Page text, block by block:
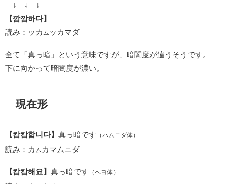
↓ ↓ ↓
【깜깜하다】
読み：ッカ ム ッカマダ
全て「真っ暗」という意味ですが、暗闇度が違うそうです。
下に向かって暗闇度が濃い。
現在形
【캄캄합니다】 真っ暗です （ハムニダ体）
読み：カ ム カマムニダ
【캄캄해요】 真っ暗です （ヘヨ体）